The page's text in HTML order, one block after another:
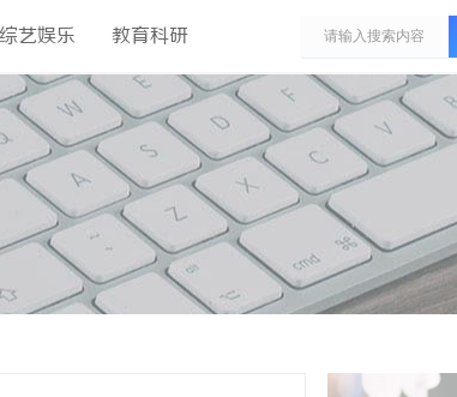
综艺娱乐 教育科研